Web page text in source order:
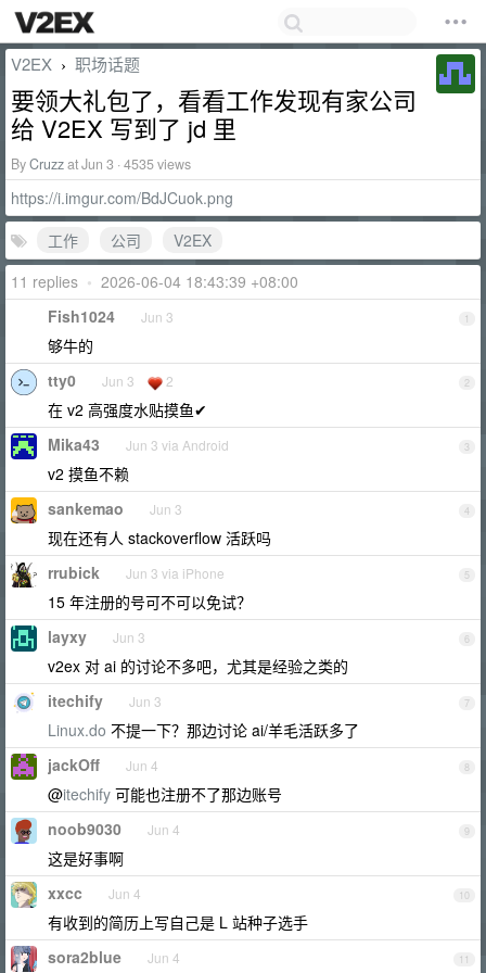
V2EX › 职场话题
要领大礼包了，看看工作发现有家公司
给 V2EX 写到了 jd 里
ByCruzzat Jun 3 · 4535 views
https://i.imgur.com/BdJCuok.png
工作
公司
V2EX
11 replies • 2026-06-04 18:43:39 +08:00
1
Fish1024 Jun 3
够牛的
2
tty0 Jun 3 2
在 v2 高强度水贴摸鱼✔
3
Mika43 Jun 3 via Android
v2 摸鱼不赖
4
sankemao Jun 3
现在还有人 stackoverflow 活跃吗
5
rrubick Jun 3 via iPhone
15 年注册的号可不可以免试？
6
layxy Jun 3
v2ex 对 ai 的讨论不多吧，尤其是经验之类的
7
itechify Jun 3
Linux.do 不提一下？那边讨论 ai/羊毛活跃多了
8
jackOff Jun 4
@itechify 可能也注册不了那边账号
9
noob9030 Jun 4
这是好事啊
10
xxcc Jun 4
有收到的简历上写自己是 L 站种子选手
11
sora2blue Jun 4